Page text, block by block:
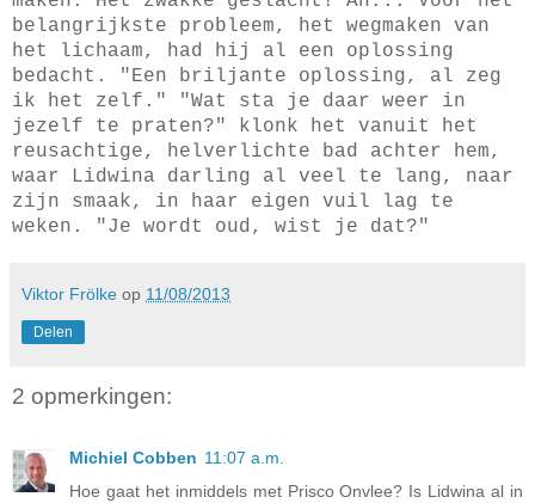
belangrijkste probleem, het wegmaken van
het lichaam, had hij al een oplossing
bedacht. "Een briljante oplossing, al zeg
ik het zelf." "Wat sta je daar weer in
jezelf te praten?" klonk het vanuit het
reusachtige, helverlichte bad achter hem,
waar Lidwina darling al veel te lang, naar
zijn smaak, in haar eigen vuil lag te
weken. "Je wordt oud, wist je dat?"
Viktor Frölke op 11/08/2013
Delen
2 opmerkingen:
Michiel Cobben 11:07 a.m.
Hoe gaat het inmiddels met Prisco Onvlee? Is Lidwina al in